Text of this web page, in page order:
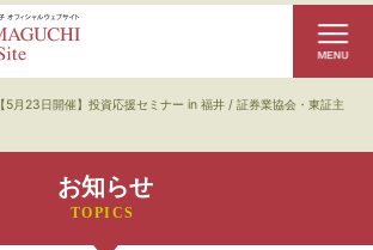
【5月23日開催】投資応援セミナー in 福井 / 証券業協会・東証主
お知らせ